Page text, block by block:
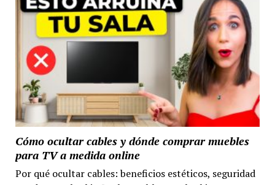
Cómo ocultar cables y dónde comprar muebles
para TV a medida online
Por qué ocultar cables: beneficios estéticos, seguridad